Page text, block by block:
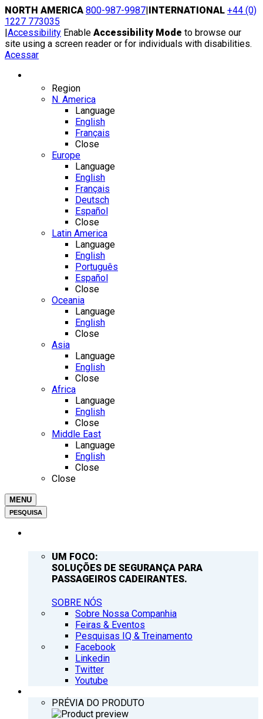
Skip
to
content
NORTH AMERICA 800-987-9987|INTERNATIONAL +44 (0)
1227 773035
|Accessibility Enable Accessibility Mode to browse our
site using a screen reader or for individuals with disabilities.
Acessar
Region
N. America
Language
English
Français
Close
Europe
Language
English
Français
Deutsch
Español
Close
Latin America
Language
English
Português
Español
Close
Oceania
Language
English
Close
Asia
Language
English
Close
Africa
Language
English
Close
Middle East
Language
English
Close
Close
MENU
PESQUISA
UM FOCO:
SOLUÇÕES DE SEGURANÇA PARA
PASSAGEIROS CADEIRANTES.
SOBRE NÓS
Sobre Nossa Companhia
Feiras & Eventos
Pesquisas IQ & Treinamento
Facebook
Linkedin
Twitter
Youtube
PRÉVIA DO PRODUTO